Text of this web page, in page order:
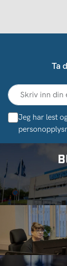
Ta
Jeg har lest